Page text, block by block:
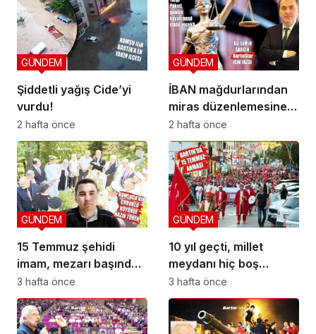
Şiddetli yağış Cide’yi
vurdu!
GÜNDEM
2 hafta önce
İBAN mağdurlarından
miras düzenlemesine
yeni yargı düzeni
GÜNDEM
2 hafta önce
15 Temmuz şehidi
imam, mezarı başında
anıldı
GÜNDEM
3 hafta önce
10 yıl geçti, millet
meydanı hiç boş
bırakmadı
GÜNDEM
3 hafta önce